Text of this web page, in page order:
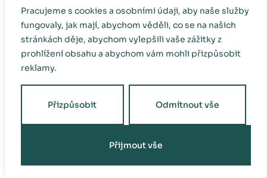
Pracujeme s cookies a osobními údaji, aby naše služby
fungovaly, jak mají, abychom věděli, co se na našich
stránkách děje, abychom vylepšili vaše zážitky z
prohlížení obsahu a abychom vám mohli přizpůsobit
reklamy.
Přizpůsobit Odmítnout vše
Přijmout vše